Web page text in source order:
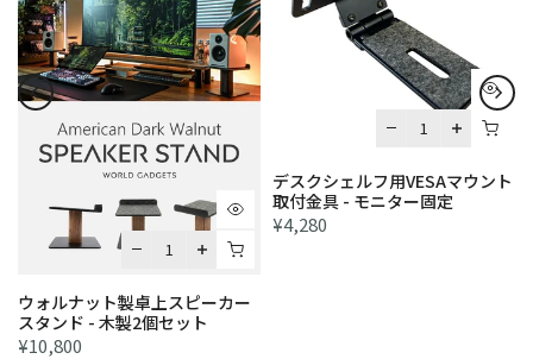
ウォルナット製卓上スピーカー
スタンド - 木製2個セット
¥10,800
デスクシェルフ用VESAマウント
取付金具 - モニター固定
¥4,280